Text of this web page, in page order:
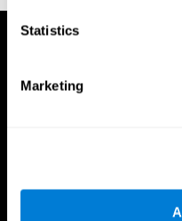
Statistics
Marketing